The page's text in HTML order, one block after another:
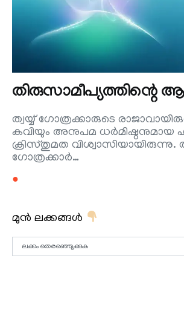
തിരുസാമീപ്യത്തിന്റെ
ത്വയ്യ് ഗോത്രക്കാരുടെ
കവിയും അനുപമ ധര്‍മിഷ്ഠനുമായ
ക്രിസ്തുമത വിശ്വാസിയായിരുന്നു.
ഗോത്രക്കാര്‍…
●
മുൻ ലക്കങ്ങൾ